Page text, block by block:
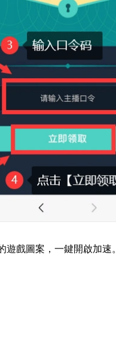
遊戲圖案，一鍵開啟加速